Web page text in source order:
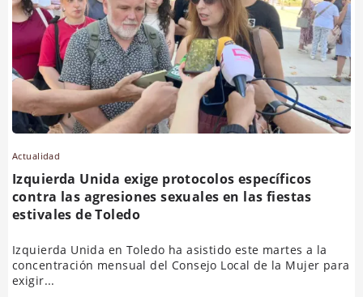
Actualidad
Izquierda Unida exige protocolos específicos
contra las agresiones sexuales en las fiestas
estivales de Toledo
Izquierda Unida en Toledo ha asistido este martes a la
concentración mensual del Consejo Local de la Mujer para
exigir...